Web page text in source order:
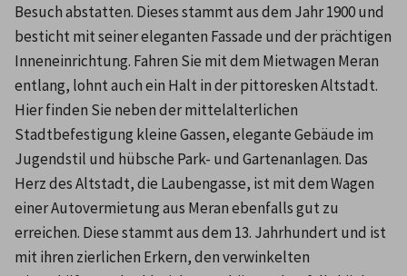
Besuch abstatten. Dieses stammt aus dem Jahr 1900 und
besticht mit seiner eleganten Fassade und der prächtigen
Inneneinrichtung. Fahren Sie mit dem Mietwagen Meran
entlang, lohnt auch ein Halt in der pittoresken Altstadt.
Hier finden Sie neben der mittelalterlichen
Stadtbefestigung kleine Gassen, elegante Gebäude im
Jugendstil und hübsche Park- und Gartenanlagen. Das
Herz des Altstadt, die Laubengasse, ist mit dem Wagen
einer Autovermietung aus Meran ebenfalls gut zu
erreichen. Diese stammt aus dem 13. Jahrhundert und ist
mit ihren zierlichen Erkern, den verwinkelten